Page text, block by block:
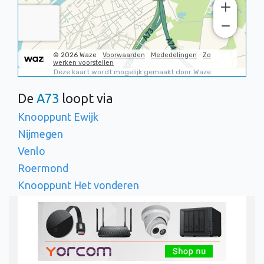
De A73 loopt via
Knooppunt Ewijk
Nijmegen
Venlo
Roermond
Knooppunt Het vonderen